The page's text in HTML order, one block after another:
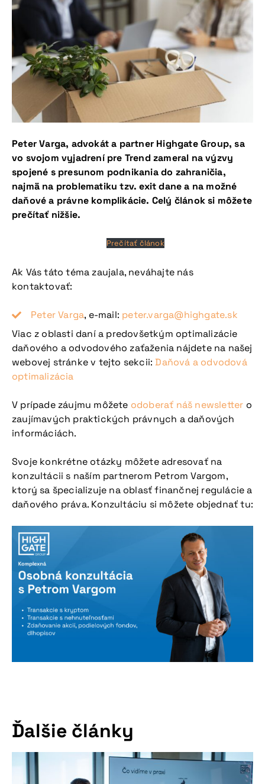
Peter Varga, advokát a partner Highgate Group, sa
vo svojom vyjadrení pre Trend zameral na výzvy
spojené s presunom podnikania do zahraničia,
najmä na problematiku tzv. exit dane a na možné
daňové a právne komplikácie. Celý článok si môžete
prečítať nižšie.
Prečítať článok
Ak Vás táto téma zaujala, neváhajte nás
kontaktovať:
Peter Varga, e-mail: peter.varga@highgate.sk
Viac z oblasti daní a predovšetkým optimalizácie
daňového a odvodového zaťaženia nájdete na našej
webovej stránke v tejto sekcii:Daňová a odvodová
optimalizácia
V prípade záujmu môžete odoberať náš newsletter o
zaujímavých praktických právnych a daňových
informáciách.
Svoje konkrétne otázky môžete adresovať na
konzultácii s naším partnerom Petrom Vargom,
ktorý sa špecializuje na oblasť finančnej regulácie a
daňového práva. Konzultáciu si môžete objednať tu:
Ďalšie články